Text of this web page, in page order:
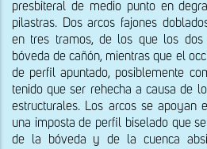
presbiteral de medio punto en
pilastras. Dos arcos fajones
en tres tramos, de los que los dos
bóveda de cañón, mientras que el
de perfil apuntado, posiblemente
tenido que ser rehecha a causa de
estructurales. Los arcos se apoyan
una imposta de perfil biselado que
de la bóveda y de la cuenca